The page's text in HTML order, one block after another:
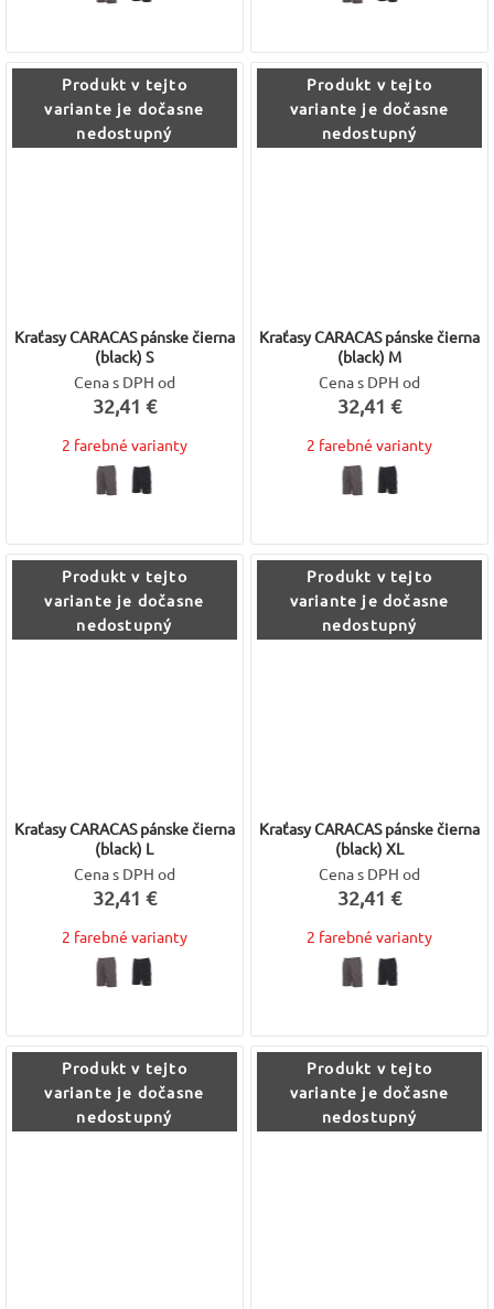
Produkt v tejto
variante je dočasne
nedostupný
Kraťasy CARACAS pánske čierna
(black) S
Cena s DPH od
32,41 €
2 farebné varianty
Produkt v tejto
variante je dočasne
nedostupný
Kraťasy CARACAS pánske čierna
(black) M
Cena s DPH od
32,41 €
2 farebné varianty
Produkt v tejto
variante je dočasne
nedostupný
Kraťasy CARACAS pánske čierna
(black) L
Cena s DPH od
32,41 €
2 farebné varianty
Produkt v tejto
variante je dočasne
nedostupný
Kraťasy CARACAS pánske čierna
(black) XL
Cena s DPH od
32,41 €
2 farebné varianty
Produkt v tejto
variante je dočasne
nedostupný
Produkt v tejto
variante je dočasne
nedostupný